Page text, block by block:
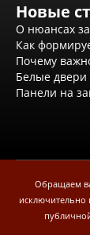
Новые
О нюансах
Как
Почему
Белые двери
Панели на
Обращаем
исключительно